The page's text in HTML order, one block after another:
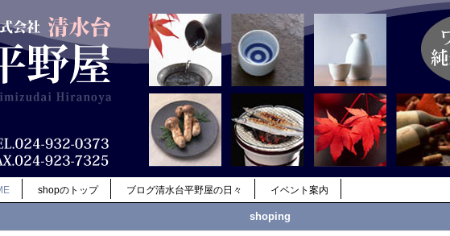
shopのトップ ブログ清水台平野屋の日々 イベント案内
shoping